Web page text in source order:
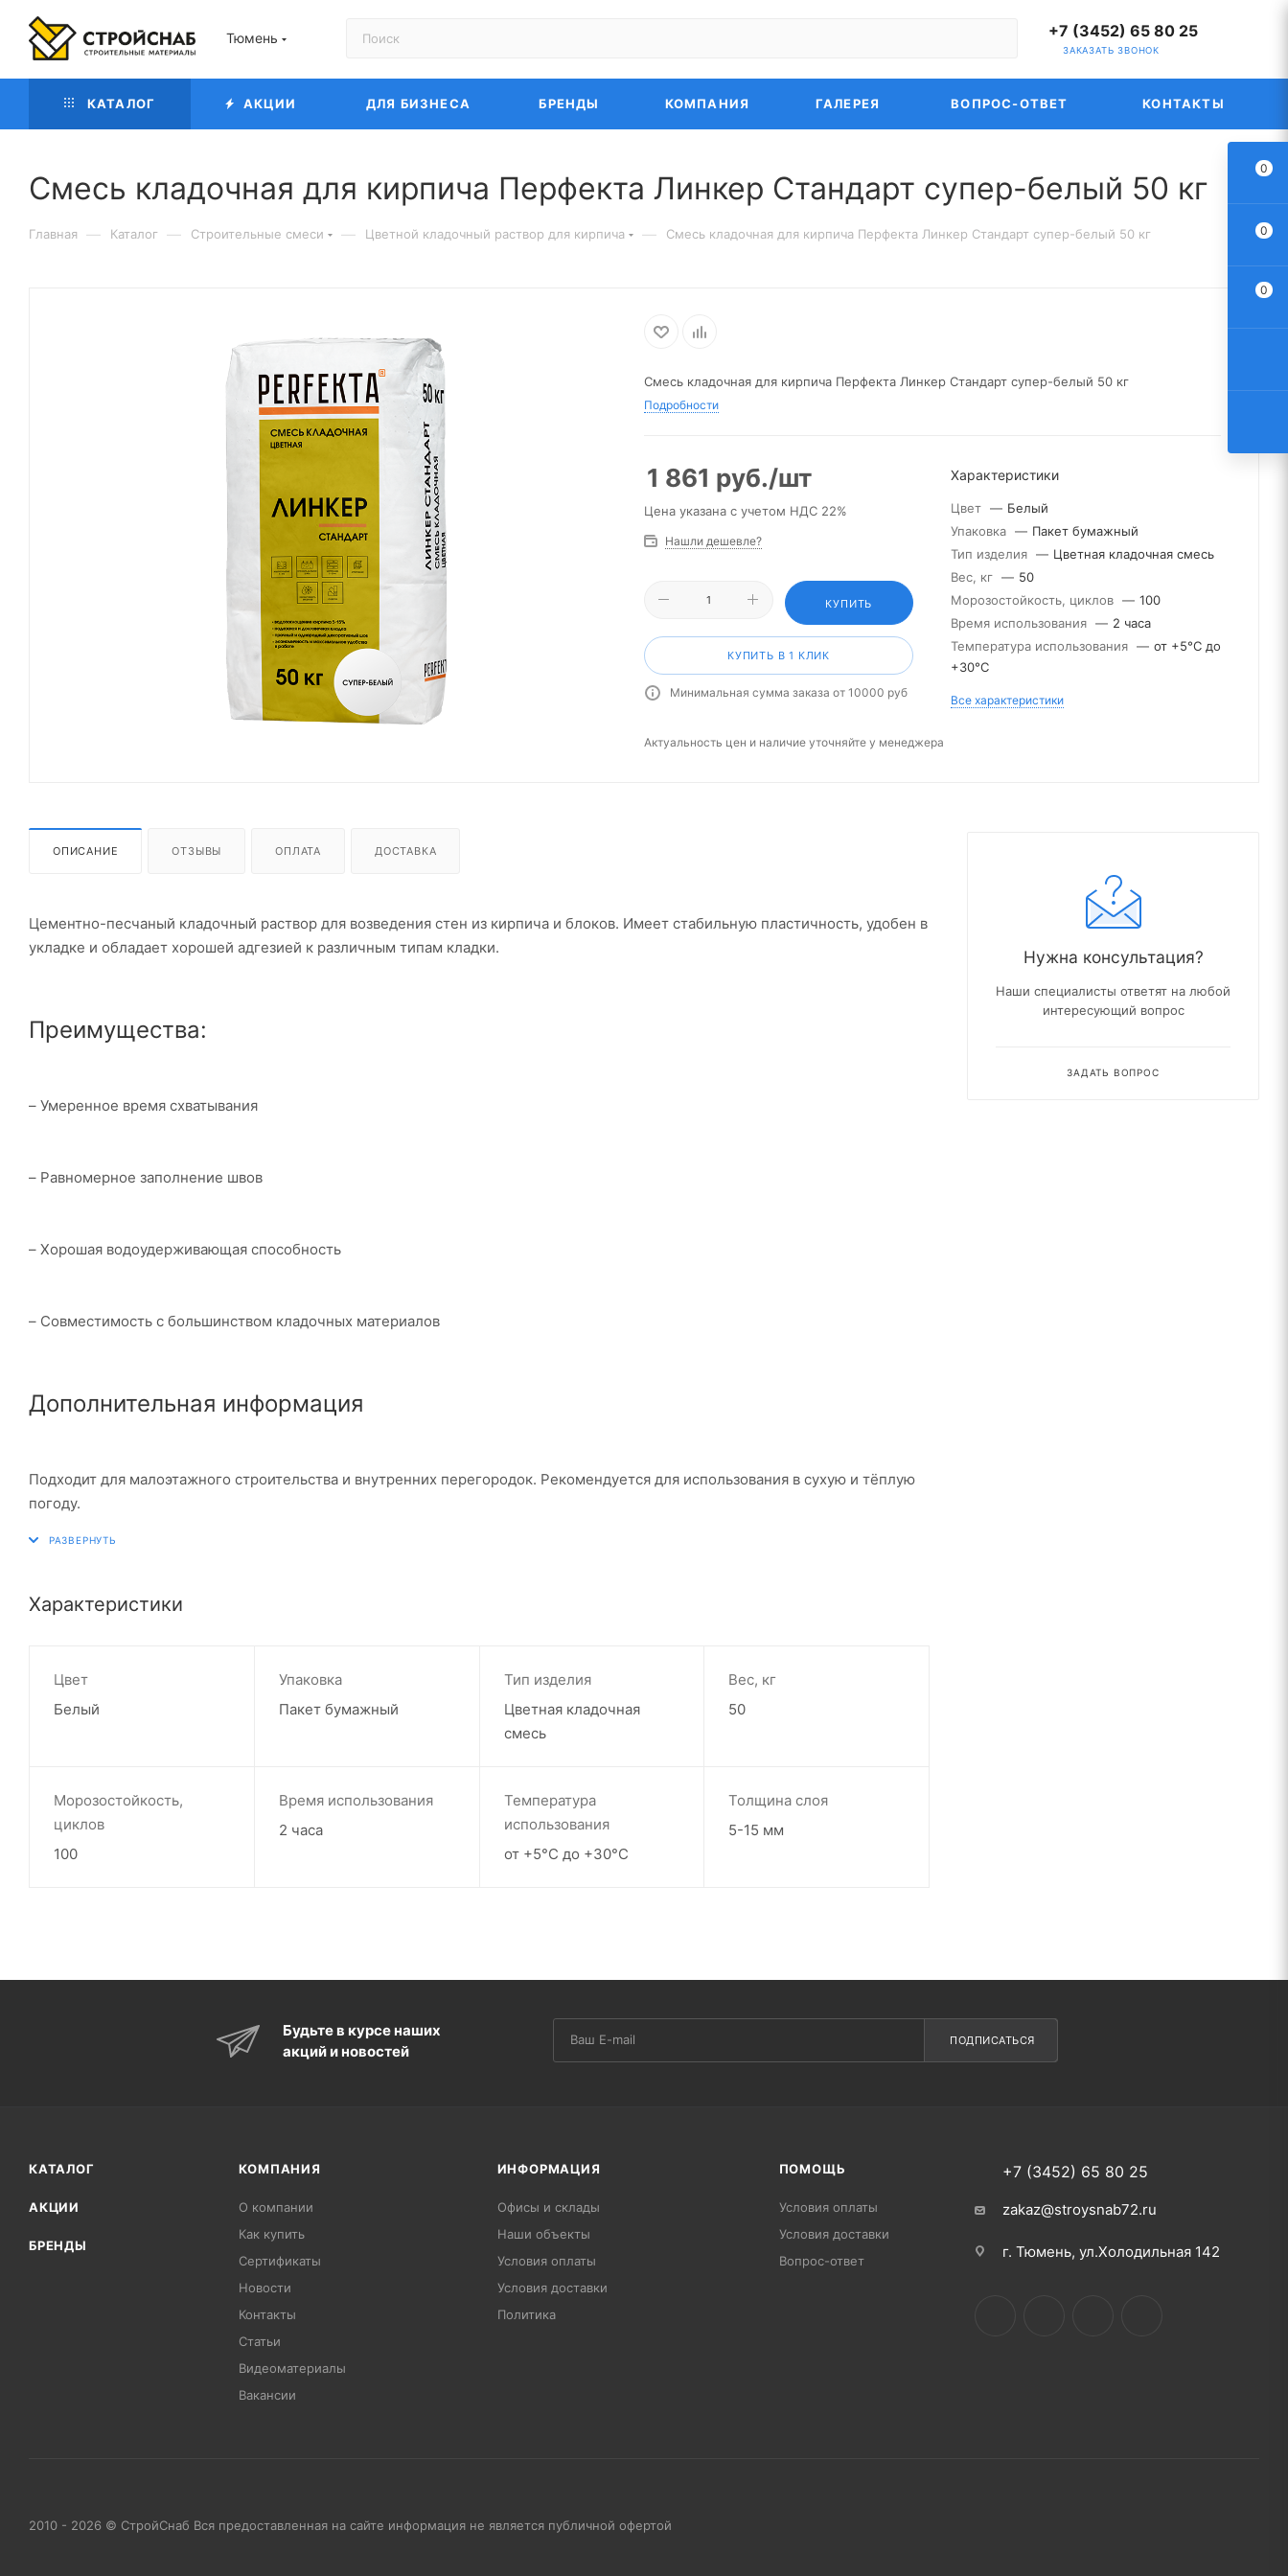
Тюмень +7 (3452) 65 80 25
ЗАКАЗАТЬ ЗВОНОК
КАТАЛОГ АКЦИИ ДЛЯ БИЗНЕСА БРЕНДЫ КОМПАНИЯ ГАЛЕРЕЯ ВОПРОС-ОТВЕТ КОНТАКТЫ
Смесь кладочная для кирпича Перфекта Линкер Стандарт супер-белый 50 кг
Главная — Каталог — Строительные смеси — Цветной кладочный раствор для кирпича — Смесь кладочная для кирпича Перфекта Линкер Стандарт супер-белый 50 кг
Смесь кладочная для кирпича Перфекта Линкер Стандарт супер-белый 50 кг
Подробности
1 861 руб./шт
Цена указана с учетом НДС 22%
Нашли дешевле?
КУПИТЬ
КУПИТЬ В 1 КЛИК
Минимальная сумма заказа от 10000 руб
Характеристики
Цвет — Белый
Упаковка — Пакет бумажный
Тип изделия — Цветная кладочная смесь
Вес, кг — 50
Морозостойкость, циклов — 100
Время использования — 2 часа
Температура использования — от +5°С до
+30°С
Все характеристики
Актуальность цен и наличие уточняйте у менеджера
ОПИСАНИЕ ОТЗЫВЫ ОПЛАТА ДОСТАВКА
Цементно-песчаный кладочный раствор для возведения стен из кирпича и блоков. Имеет стабильную пластичность, удобен в
укладке и обладает хорошей адгезией к различным типам кладки.
Преимущества:
– Умеренное время схватывания
– Равномерное заполнение швов
– Хорошая водоудерживающая способность
– Совместимость с большинством кладочных материалов
Дополнительная информация
Подходит для малоэтажного строительства и внутренних перегородок. Рекомендуется для использования в сухую и тёплую
погоду.
Характеристики
Цвет
Белый
Упаковка
Пакет бумажный
Тип изделия
Цветная кладочная
смесь
Вес, кг
50
Морозостойкость,
циклов
100
Время использования
2 часа
Температура
использования
от +5°С до +30°С
Толщина слоя
5-15 мм
Нужна консультация?
Наши специалисты ответят на любой
интересующий вопрос
ЗАДАТЬ ВОПРОС
Будьте в курсе наших
акций и новостей
ПОДПИСАТЬСЯ
КАТАЛОГ
АКЦИИ
БРЕНДЫ
КОМПАНИЯ
О компании
Как купить
Сертификаты
Новости
Контакты
Статьи
Видеоматериалы
Вакансии
ИНФОРМАЦИЯ
Офисы и склады
Наши объекты
Условия оплаты
Условия доставки
Политика
ПОМОЩЬ
Условия оплаты
Условия доставки
Вопрос-ответ
+7 (3452) 65 80 25
zakaz@stroysnab72.ru
г. Тюмень, ул.Холодильная 142
2010 - 2026 © СтройСнаб Вся предоставленная на сайте информация не является публичной офертой
0
0
0